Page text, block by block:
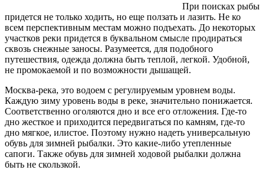
При поисках рыбы
придется не только ходить, но еще ползать и лазить. Не ко
всем перспективным местам можно подъехать. До некоторых
участков реки придется в буквальном смысле продираться
сквозь снежные заносы. Разумеется, для подобного
путешествия, одежда должна быть теплой, легкой. Удобной,
не промокаемой и по возможности дышащей.
Москва-река, это водоем с регулируемым уровнем воды.
Каждую зиму уровень воды в реке, значительно понижается.
Соответственно оголяются дно и все его отложения. Где-то
дно жесткое и приходится передвигаться по камням, где-то
дно мягкое, илистое. Поэтому нужно надеть универсальную
обувь для зимней рыбалки. Это какие-либо утепленные
сапоги. Также обувь для зимней ходовой рыбалки должна
быть не скользкой.